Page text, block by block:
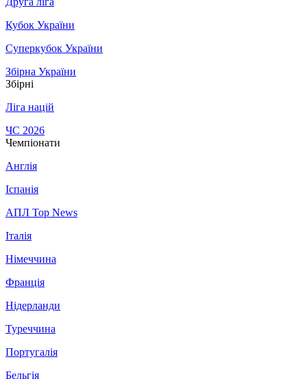
Кубок України
Суперкубок України
Збірна України
Збірні
Ліга націй
ЧС 2026
Чемпіонати
Англія
Іспанія
АПЛ Top News
Італія
Німеччина
Франція
Нідерланди
Туреччина
Португалія
Бельгія